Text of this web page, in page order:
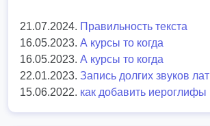
21.07.2024. Правильность текста
16.05.2023. А курсы то когда
16.05.2023. А курсы то когда
22.01.2023. Запись долгих звуков
15.06.2022. как добавить иероглифы